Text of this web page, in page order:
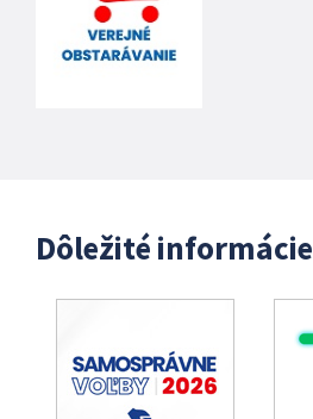
Dôležité informácie